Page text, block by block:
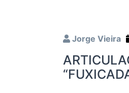
Jorge Vieira